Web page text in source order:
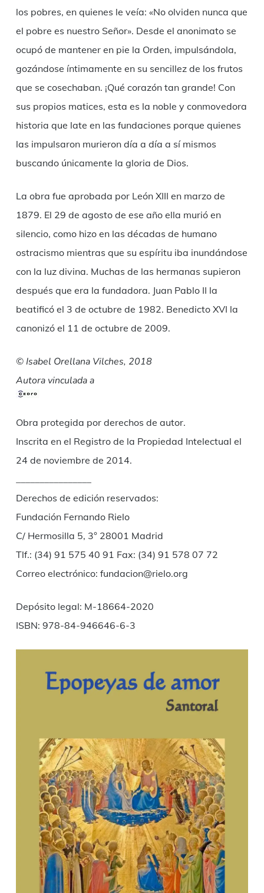
los pobres, en quienes le veía: «No olviden nunca que
el pobre es nuestro Señor». Desde el anonimato se
ocupó de mantener en pie la Orden, impulsándola,
gozándose íntimamente en su sencillez de los frutos
que se cosechaban. ¡Qué corazón tan grande! Con
sus propios matices, esta es la noble y conmovedora
historia que late en las fundaciones porque quienes
las impulsaron murieron día a día a sí mismos
buscando únicamente la gloria de Dios.
La obra fue aprobada por León XIII en marzo de
1879. El 29 de agosto de ese año ella murió en
silencio, como hizo en las décadas de humano
ostracismo mientras que su espíritu iba inundándose
con la luz divina. Muchas de las hermanas supieron
después que era la fundadora. Juan Pablo II la
beatificó el 3 de octubre de 1982. Benedicto XVI la
canonizó el 11 de octubre de 2009.
© Isabel Orellana Vilches, 2018
Autora vinculada a
Obra protegida por derechos de autor.
Inscrita en el Registro de la Propiedad Intelectual el
24 de noviembre de 2014.
Derechos de edición reservados:
Fundación Fernando Rielo
C/ Hermosilla 5, 3° 28001 Madrid
Tlf.: (34) 91 575 40 91 Fax: (34) 91 578 07 72
Correo electrónico: fundacion@rielo.org
Depósito legal: M-18664-2020
ISBN: 978-84-946646-6-3